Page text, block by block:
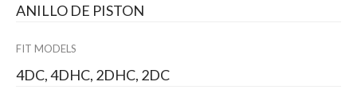
ANILLO DE PISTON
FIT MODELS
4DC, 4DHC, 2DHC, 2DC